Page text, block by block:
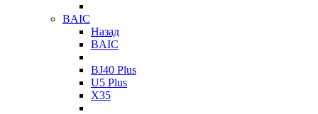
BAIC
Назад
BAIC
BJ40 Plus
U5 Plus
X35